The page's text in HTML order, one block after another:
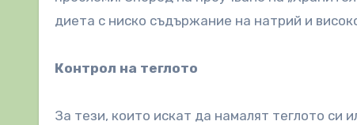
диета с ниско съдържание на натрий и
Контрол на теглото
За тези, които искат да намалят теглото си